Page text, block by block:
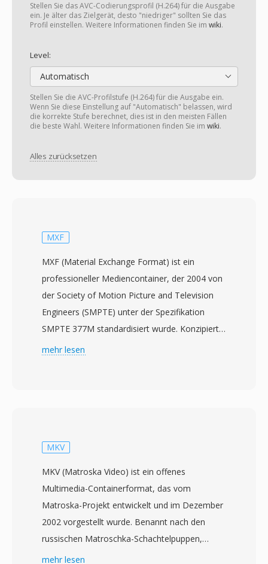
Stellen Sie das AVC-Codierungsprofil (H.264) für die Ausgabe
ein. Je älter das Zielgerät, desto "niedriger" sollten Sie das
Profil einstellen. Weitere Informationen finden Sie im wiki.
Level:
Automatisch
Stellen Sie die AVC-Profilstufe (H.264) für die Ausgabe ein.
Wenn Sie diese Einstellung auf "Automatisch" belassen, wird
die korrekte Stufe berechnet, dies ist in den meisten Fällen
die beste Wahl. Weitere Informationen finden Sie im wiki.
Alles zurücksetzen
MXF
MXF (Material Exchange Format) ist ein
professioneller Mediencontainer, der 2004 von
der Society of Motion Picture and Television
Engineers (SMPTE) unter der Spezifikation
SMPTE 377M standardisiert wurde. Konzipiert
für die Rundfunk- und Post-Production-
breites Spektrum professioneller Codecs,
ProRes und JPEG 2000, und ist damit an
verschiedene Qualitätsstufen anpassbar — von
Proxy-Editing bis zur Master-Archivierung. Ein
umfangreiches Metadaten-Framework ist eines
der bestimmenden Merkmale von MXF und
mehr lesen
MKV
MKV (Matroska Video) ist ein offenes
Multimedia-Containerformat, das vom
Matroska-Projekt entwickelt und im Dezember
2002 vorgestellt wurde. Benannt nach den
russischen Matroschka-Schachtelpuppen,
basiert das Format auf der Extensible Binary
mehr lesen